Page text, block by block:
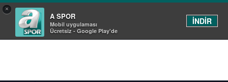
×
A SPOR
Mobil uygulaması
Ücretsiz - Google Play'de
İNDİR